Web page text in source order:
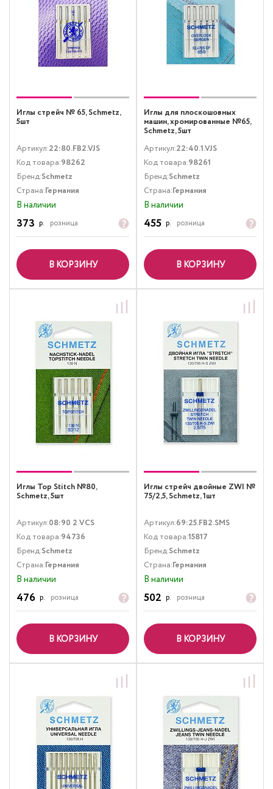
Иглы стрейч № 65, Schmetz,
5шт
Артикул:22:80.FB2.VJS
Код товара:98262
Бренд:Schmetz
Страна:Германия
В наличии
373 р. розница
В КОРЗИНУ
Иглы для плоскошовных
машин, хромированные №65,
Schmetz, 5шт
Артикул:22:40.1.VJS
Код товара:98261
Бренд:Schmetz
Страна:Германия
В наличии
455 р. розница
В КОРЗИНУ
Иглы Top Stitch №80,
Schmetz, 5шт
Артикул:08:90 2 VCS
Код товара:94736
Бренд:Schmetz
Страна:Германия
В наличии
476 р. розница
В КОРЗИНУ
Иглы стрейч двойные ZWI №
75/2,5, Schmetz, 1шт
Артикул:69:25.FB2.SMS
Код товара:15817
Бренд:Schmetz
Страна:Германия
В наличии
502 р. розница
В КОРЗИНУ